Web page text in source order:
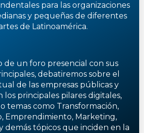
para las organizaciones
y pequeñas de diferentes
de Latinoamérica.
de un foro presencial con sus
debatiremos sobre el
de las empresas públicas y
los principales pilares digitales,
temas como Transformación,
Emprendimiento, Marketing,
demás tópicos que inciden en la